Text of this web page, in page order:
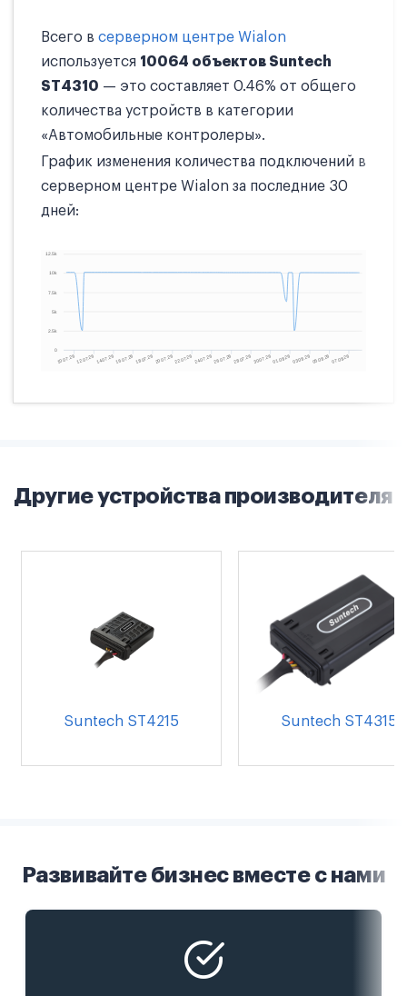
Всего в серверном центре Wialon
используется 10064 объектов Suntech
ST4310 — это составляет 0.46% от общего
количества устройств в категории
«Автомобильные контролеры».
График изменения количества подключений в
серверном центре Wialon за последние 30
дней:
Другие устройства производителя
Suntech ST4215 Suntech ST4315
Развивайте бизнес вместе с нами